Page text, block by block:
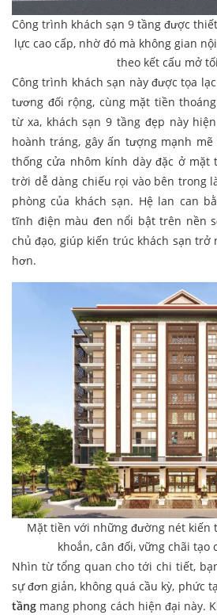
Công trình khách sạn 9 tầng được
lực cao cấp, nhờ đó mà không gian
theo kết cấu mở
Công trình khách sạn này được tọa
tương đối rộng, cùng mặt tiền
từ xa, khách sạn 9 tầng đẹp này
hoành tráng, gây ấn tượng mạnh
thống cửa nhôm kính dày đặc ở mặt
trời dễ dàng chiếu rọi vào bên trong
phòng của khách sạn. Hệ lan can
tĩnh điện màu đen nổi bật trên nền
chủ đạo, giúp kiến trúc khách sạn trở
hơn.
Mặt tiền với những đường nét kiến
khoắn, cân đối, vững chãi tạo
Nhìn từ tổng quan cho tới chi tiết,
sự đơn giản, không quá cầu kỳ, phức
tầng mang phong cách hiện đại này.